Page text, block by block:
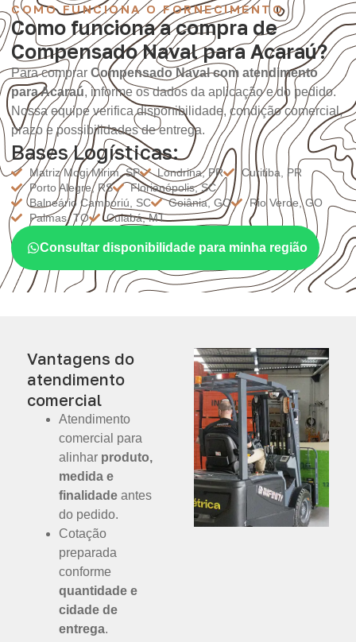
COMO FUNCIONA O FORNECIMENTO
Como funciona a compra de
Compensado Naval para Acaraú?
Para comprar Compensado Naval com atendimento
para Acaraú, informe os dados da aplicação e do pedido.
Nossa equipe verifica disponibilidade, condição comercial,
prazo e possibilidades de entrega.
Bases Logísticas:
Matriz Mogi Mirim, SP Londrina, PR
Curitiba, PR
Porto Alegre, RS
Florianópolis, SC
Balneário Camboriú, SC
Goiânia, GO
Rio Verde, GO
Palmas, TO
Cuiabá, MT
Consultar disponibilidade para minha região
Vantagens do
atendimento
comercial
Atendimento
comercial para
alinhar produto,
medida e
finalidade antes
do pedido.
Cotação
preparada
conforme
quantidade e
cidade de
entrega.